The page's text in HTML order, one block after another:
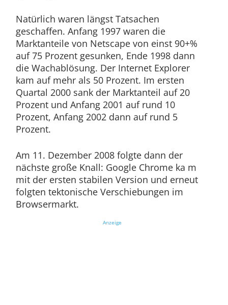
Natürlich waren längst Tatsachen
geschaffen. Anfang 1997 waren die
Marktanteile von Netscape von einst 90+%
auf 75 Prozent gesunken, Ende 1998 dann
die Wachablösung. Der Internet Explorer
kam auf mehr als 50 Prozent. Im ersten
Quartal 2000 sank der Marktanteil auf 20
Prozent und Anfang 2001 auf rund 10
Prozent, Anfang 2002 dann auf rund 5
Prozent.
Am 11. Dezember 2008 folgte dann der
nächste große Knall: Google Chrome ka m
mit der ersten stabilen Version und erneut
folgten tektonische Verschiebungen im
Browsermarkt.
Anzeige